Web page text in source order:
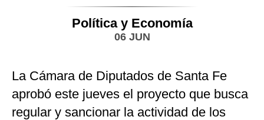
Política y Economía
06 JUN
La Cámara de Diputados de Santa Fe
aprobó este jueves el proyecto que busca
regular y sancionar la actividad de los